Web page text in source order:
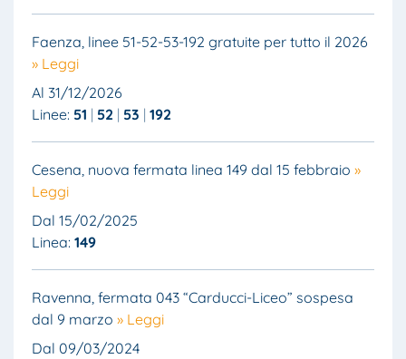
Faenza, linee 51-52-53-192 gratuite per tutto il 2026
» Leggi
Al 31/12/2026
Linee: 51 52 53 192
Cesena, nuova fermata linea 149 dal 15 febbraio »
Leggi
Dal 15/02/2025
Linea: 149
Ravenna, fermata 043 “Carducci-Liceo” sospesa
dal 9 marzo » Leggi
Dal 09/03/2024